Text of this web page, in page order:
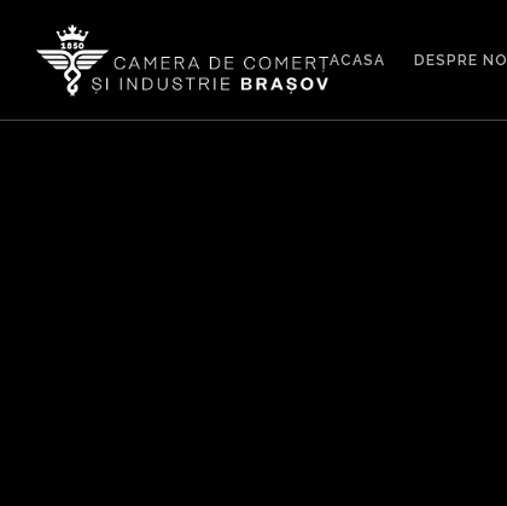
ACASA DESPRE NOI